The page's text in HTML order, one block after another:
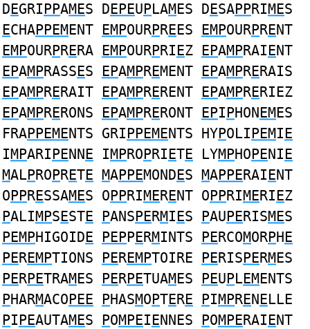
DEGRIPPAMES DEPEUPLAMES DESAPPRIMES
ECHAPPEMENT EMPOURPREES EMPOURPRENT
EMPOURPRERA EMPOURPRIEZ EPAMPRAIENT
EPAMPRASSES EPAMPREMENT EPAMPRERAIS
EPAMPRERAIT EPAMPRERENT EPAMPRERIEZ
EPAMPRERONS EPAMPRERONT EPIPHONEMES
FRAPPEMENTS GRIPPEMENTS HYPOLIPEMIE
IMPARIPENNE IMPROPRIETE LYMPHOPENIE
MALPROPRETE MAPPEMONDES MAPPERAIENT
OPPRESSAMES OPPRIMERENT OPPRIMERIEZ
PALIMPSESTE PANSPERMIES PAUPERISMES
PEMPHIGOIDE PEPPERMINTS PERCOMORPHE
PEREMPTIONS PEREMPTOIRE PERISPERMES
PERPETRAMES PERPETUAMES PEUPLEMENTS
PHARMACOPEE PHASMOPTERE PIMPRENELLE
PIPEAUTAMES POMPEIENNES POMPERAIENT